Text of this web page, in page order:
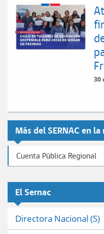
30
Más del SERNAC en
Cuenta Pública Regional
El Sernac
Directora Nacional (S)